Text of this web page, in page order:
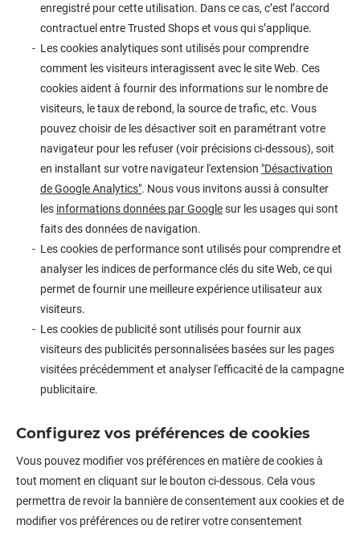
enregistré pour cette utilisation. Dans ce cas, c’est l’accord
contractuel entre Trusted Shops et vous qui s’applique.
Les cookies analytiques sont utilisés pour comprendre
comment les visiteurs interagissent avec le site Web. Ces
cookies aident à fournir des informations sur le nombre de
visiteurs, le taux de rebond, la source de trafic, etc. Vous
pouvez choisir de les désactiver soit en paramétrant votre
navigateur pour les refuser (voir précisions ci-dessous), soit
en installant sur votre navigateur l'extension "Désactivation
de Google Analytics". Nous vous invitons aussi à consulter
les informations données par Googlesur les usages qui sont
faits des données de navigation.
Les cookies de performance sont utilisés pour comprendre et
analyser les indices de performance clés du site Web, ce qui
permet de fournir une meilleure expérience utilisateur aux
visiteurs.
Les cookies de publicité sont utilisés pour fournir aux
visiteurs des publicités personnalisées basées sur les pages
visitées précédemment et analyser l'efficacité de la campagne
publicitaire.
Configurez vos préférences de cookies
Vous pouvez modifier vos préférences en matière de cookies à
tout moment en cliquant sur le bouton ci-dessous. Cela vous
permettra de revoir la bannière de consentement aux cookies et de
modifier vos préférences ou de retirer votre consentement